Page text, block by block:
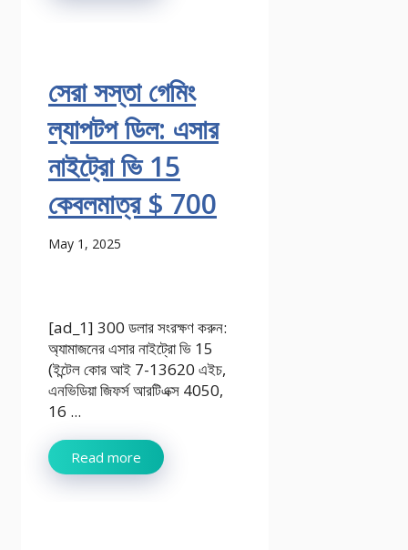
সেরা সস্তা গেমিং
ল্যাপটপ ডিল: এসার
নাইট্রো ভি 15
কেবলমাত্র $ 700
May 1, 2025
[ad_1] 300 ডলার সংরক্ষণ করুন:
অ্যামাজনের এসার নাইট্রো ভি 15
(ইন্টেল কোর আই 7-13620 এইচ,
এনভিডিয়া জিফর্স আরটিএক্স 4050,
16 ...
Read more